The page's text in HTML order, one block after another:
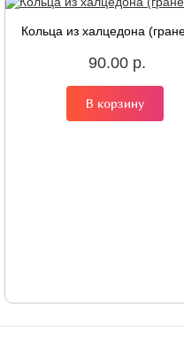
Кольца из халцедона
90.00 р.
В корзину